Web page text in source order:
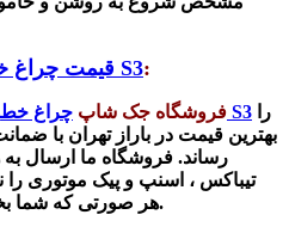
قیمت چراغ خطر روی صندوق عقب جک S3:
فروشگاه جک شاپ چراغ خطر روی صندوق عقب اصلی جک S3
بهترین قیمت در باراز تهران با
رساند. فروشگاه ما ارسال
تیباکس ، اسنپ و پیک موتوری را
هر صورتی که شما بخواهید قطعه را ارسال می کنند.